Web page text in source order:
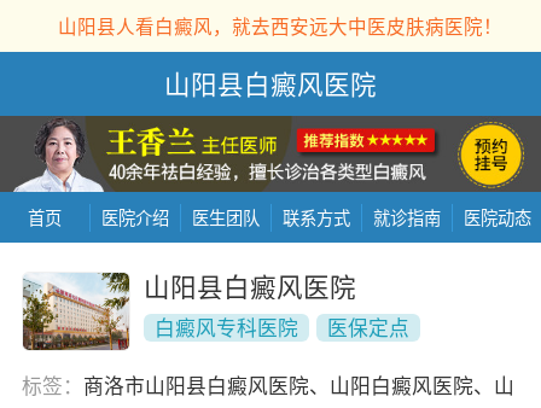
山阳县人看白癜风，就去西安远大中医皮肤病医院！
山阳县白癜风医院
首页 医院介绍 医生团队 联系方式 就诊指南 医院动态
山阳县白癜风医院
白癜风专科医院
医保定点
标签： 商洛市山阳县白癜风医院、山阳白癜风医院、山